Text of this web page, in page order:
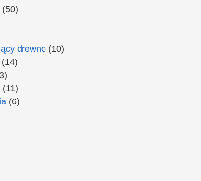
(50)
drewno(10)
(14)
(11)
(6)